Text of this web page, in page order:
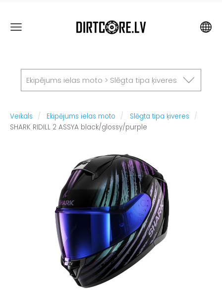
Ekipējums ielas moto > Slēgta tipa ķiveres
Veikals Ekipējums ielas moto
Slēgta tipa ķiveres
SHARK RIDILL 2 ASSYA black/glossy/purple